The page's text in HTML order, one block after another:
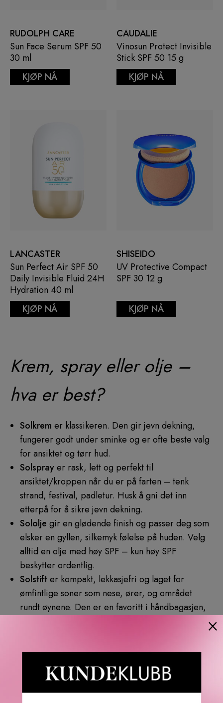
RUDOLPH CARE
Sun Face Serum SPF 50
30 ml
KJØP NÅ
CAUDALIE
Vinosun Protect Invisible
Stick SPF 50 15 g
KJØP NÅ
LANCASTER
Sun Perfect Air SPF 50
Daily Invisible Fluid 24H
Hydration 40 ml
KJØP NÅ
SHISEIDO
UV Protective Compact
SPF 30 12 g
KJØP NÅ
Krem, spray eller olje –
hva er best?
Solkrem er klassikeren. Den gir jevn dekning,
fungerer godt under sminke og er ofte beste valg
for ansiktet og tørr hud.
Solsprayer rask, lett og perfekt til
ansiktet/kroppen når du er på farten – tenk
strand, festival, padletur. Husk å gni det inn
etterpå for å sikre jevn dekning.
Sololje gir en glødende finish og passer deg som
elsker en gyllen, silkemyk følelse på huden. Velg
alltid en olje med høy SPF – kun høy SPF
beskytter ordentlig.
Solstifter kompakt, lekkasjefri og laget for
ømfintlige soner som nese, ører, og området
rundt øynene. Den er en favoritt i håndbagasjen,
å friske opp beskyttelsen midt på dagen, også
utenpå sminke.
Solgeléer lett og vannbasert, trekker raskt inn
uten å etterlate en klissete film – et smart valg for
×